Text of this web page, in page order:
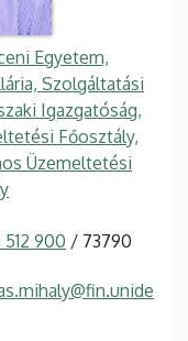
Egyetem,
Szolgáltatási
Igazgatóság,
Főosztály,
Üzemeltetési
512 900 / 73790